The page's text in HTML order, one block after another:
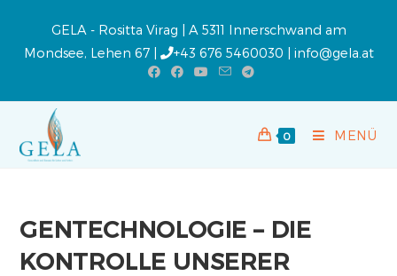
GELA - Rositta Virag | A 5311 Innerschwand am
Mondsee, Lehen 67 |
+43 676 5460030 | info@gela.at
0 MENÜ
GENTECHNOLOGIE – DIE
KONTROLLE UNSERER